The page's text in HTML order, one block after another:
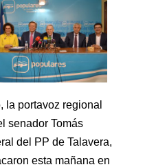
la portavoz regional
senador Tomás
del PP de Talavera,
esta mañana en